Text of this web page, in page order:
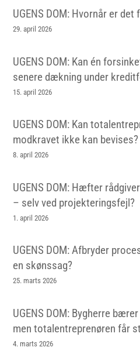
UGENS DOM: Hvornår er
29. april 2026
UGENS DOM: Kan én
senere dækning under
15. april 2026
UGENS DOM: Kan
modkravet ikke kan bevises?
8. april 2026
UGENS DOM: Hæfter
– selv ved projekteringsfejl?
1. april 2026
UGENS DOM: Afbryder
en skønssag?
25. marts 2026
UGENS DOM: Bygherre
men totalentreprenøren får
4. marts 2026